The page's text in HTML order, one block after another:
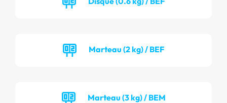
Marteau (2 kg) / BEF
Marteau (3 kg) / BEM